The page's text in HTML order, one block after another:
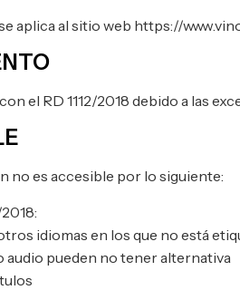
aplica al sitio web https://
el RD 1112/2018 debido a las
no es accesible por lo siguiente:
idiomas en los que no está
pueden no tener alternativa